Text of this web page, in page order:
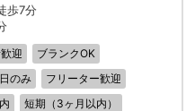
歩7分
迎
ブランクOK
のみ
フリーター歓迎
短期（3ヶ月以内）